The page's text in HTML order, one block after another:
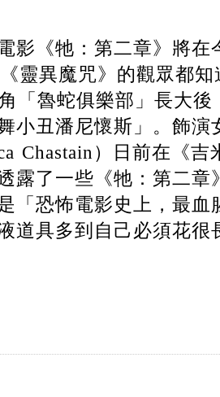
影《牠：第二章》將
靈異魔咒》的觀眾都
「魯蛇俱樂部」長大
小丑潘尼懷斯」。飾
Chastain）日前在《
露了一些《牠：第二章
「恐怖電影史上，最血
道具多到自己必須花很